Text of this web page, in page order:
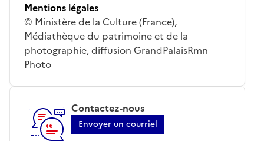
Mentions légales
© Ministère de la Culture (France),
Médiathèque du patrimoine et de la
photographie, diffusion GrandPalaisRmn
Photo
Contactez-nous
Envoyer un courriel